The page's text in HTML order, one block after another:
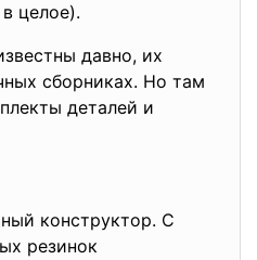
целое).
давно, их
сборниках. Но там
деталей и
конструктор. С
резинок